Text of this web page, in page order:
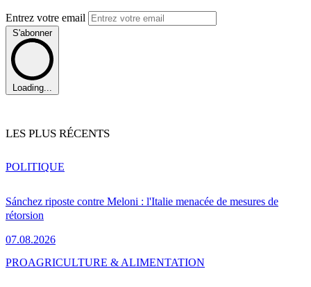
Entrez votre email
S'abonner
Loading...
LES PLUS RÉCENTS
Sánchez riposte contre Meloni : l'Italie menacée de mesures de
rétorsion
07.08.2026
POLITIQUE
PROAGRICULTURE & ALIMENTATION